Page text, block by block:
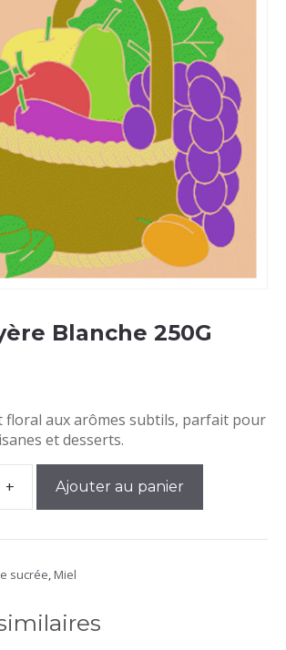
Blanche 250G
floral aux arômes subtils, parfait pour
et desserts.
quantité
de
Miel
Blanche
Murviel
+ Ajouter au panier
sucrée, Miel